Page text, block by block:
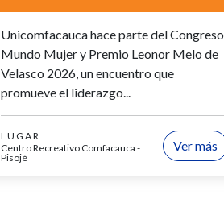
Unicomfacauca hace parte del Congreso
Mundo Mujer y Premio Leonor Melo de
Velasco 2026, un encuentro que
promueve el liderazgo...
LUGAR
Centro Recreativo Comfacauca -
Pisojé
Ver más